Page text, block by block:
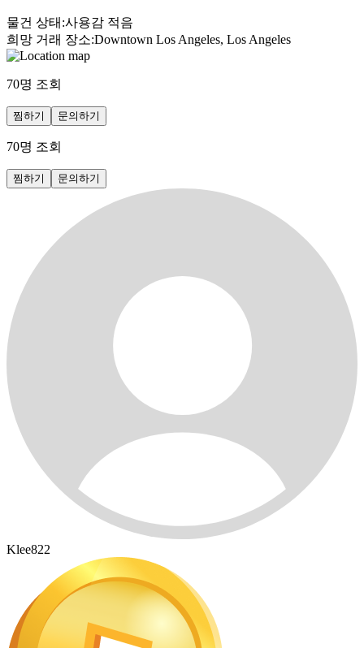
물건 상태 :사용감 적음
희망 거래 장소:Downtown Los Angeles, Los Angeles
70명 조회
찜하기 문의하기
70명 조회
찜하기 문의하기
Klee822